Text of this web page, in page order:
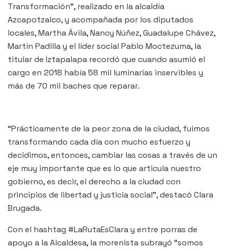
Transformación”, realizado en la alcaldía
Azcapotzalco, y acompañada por los diputados
locales, Martha Ávila, Nancy Núñez, Guadalupe Chávez,
Martín Padilla y el líder social Pablo Moctezuma, la
titular de Iztapalapa recordó que cuando asumió el
cargo en 2018 había 58 mil luminarias inservibles y
más de 70 mil baches que reparar.
“Prácticamente de la peor zona de la ciudad, fuimos
transformando cada día con mucho esfuerzo y
decidimos, entonces, cambiar las cosas a través de un
eje muy importante que es lo que articula nuestro
gobierno, es decir, el derecho a la ciudad con
principios de libertad y justicia social”, destacó Clara
Brugada.
Con el hashtag #LaRutaEsClara y entre porras de
apoyo a la Alcaldesa, la morenista subrayó “somos